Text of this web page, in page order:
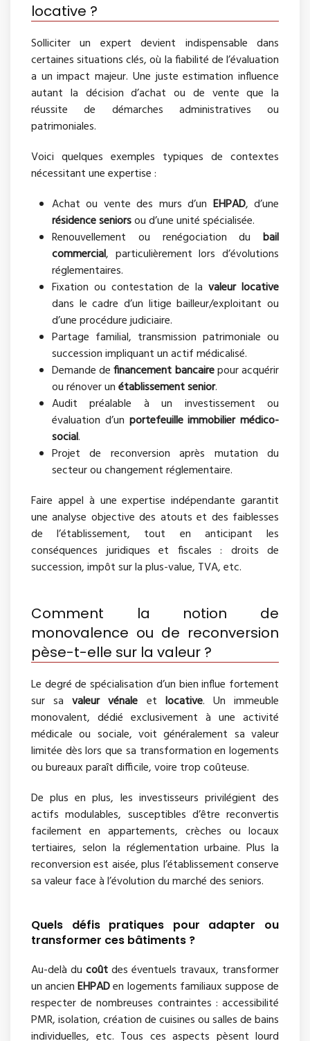
locative ?
Solliciter un expert devient indispensable dans
certaines situations clés, où la fiabilité de l’évaluation
a un impact majeur. Une juste estimation influence
autant la décision d’achat ou de vente que la
réussite de démarches administratives ou
patrimoniales.
Voici quelques exemples typiques de contextes
nécessitant une expertise :
Achat ou vente des murs d’un EHPAD, d’une
résidence seniorsou d’une unité spécialisée.
Renouvellement ou renégociation du bail
commercial, particulièrement lors d’évolutions
réglementaires.
Fixation ou contestation de lavaleur locative
dans le cadre d’un litige bailleur/exploitant ou
d’une procédure judiciaire.
Partage familial, transmission patrimoniale ou
succession impliquant un actif médicalisé.
Demande definancement bancairepour acquérir
ou rénover unétablissement senior.
Audit préalable à un investissement ou
évaluation d’un portefeuille immobilier médico-
social.
Projet de reconversion après mutation du
secteur ou changement réglementaire.
Faire appel à une expertise indépendante garantit
une analyse objective des atouts et des faiblesses
de l’établissement, tout en anticipant les
conséquences juridiques et fiscales : droits de
succession, impôt sur la plus-value, TVA, etc.
Comment la notion de
monovalence ou de reconversion
pèse-t-elle sur la valeur ?
Le degré de spécialisation d’un bien influe fortement
sur savaleur vénale et locative. Un immeuble
monovalent, dédié exclusivement à une activité
médicale ou sociale, voit généralement sa valeur
limitée dès lors que sa transformation en logements
ou bureaux paraît difficile, voire trop coûteuse.
De plus en plus, les investisseurs privilégient des
actifs modulables, susceptibles d’être reconvertis
facilement en appartements, crèches ou locaux
tertiaires, selon la réglementation urbaine. Plus la
reconversion est aisée, plus l’établissement conserve
sa valeur face à l’évolution du marché des seniors.
Quels défis pratiques pour adapter ou
transformer ces bâtiments ?
Au-delà du coûtdes éventuels travaux, transformer
un ancienEHPADen logements familiaux suppose de
respecter de nombreuses contraintes : accessibilité
PMR, isolation, création de cuisines ou salles de bains
individuelles, etc. Tous ces aspects pèsent lourd